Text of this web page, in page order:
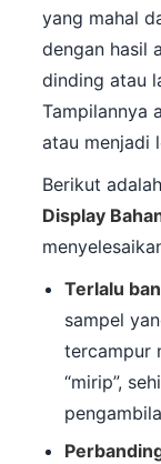
yang mahal
dengan hasil
dinding atau
Tampilannya
atau menjadi
Berikut
Display
Terlalu
sampel
tercampur
“mirip”,